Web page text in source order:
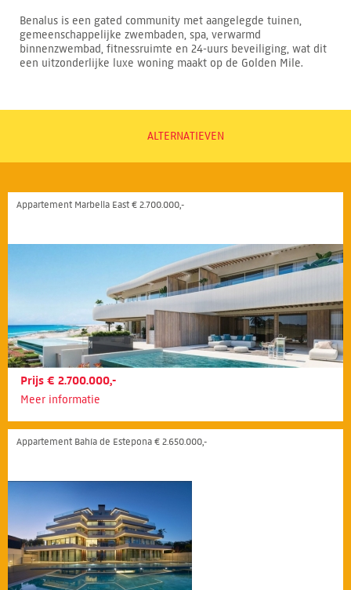
Benalus is een gated community met aangelegde tuinen,
gemeenschappelijke zwembaden, spa, verwarmd
binnenzwembad, fitnessruimte en 24-uurs beveiliging, wat dit
een uitzonderlijke luxe woning maakt op de Golden Mile.
ALTERNATIEVEN
Appartement Marbella East € 2.700.000,-
Prijs € 2.700.000,-
Meer informatie
Appartement Bahía de Estepona € 2.650.000,-